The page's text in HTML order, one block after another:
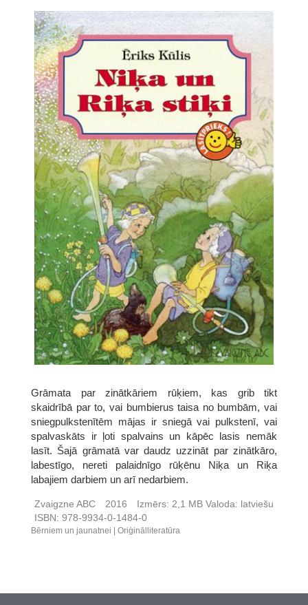
Grāmata par zinātkāriem rūķiem, kas grib tikt
skaidrībā par to, vai bumbierus taisa no bumbām, vai
sniegpulkstenītēm mājas ir sniegā vai pulkstenī, vai
spalvaskāts ir ļoti spalvains un kāpēc lasis nemāk
lasīt. Šajā grāmatā var daudz uzzināt par zinātkāro,
labestīgo, nereti palaidnīgo rūķēnu Niķa un Riķa
labajiem darbiem un arī nedarbiem.
Zvaigzne ABC 2016 Izmērs: 2,1 MB Valoda: latviešu
ISBN: 978-9934-0-1484-0
Bērniem un jaunatnei Oriģinālliteratūra